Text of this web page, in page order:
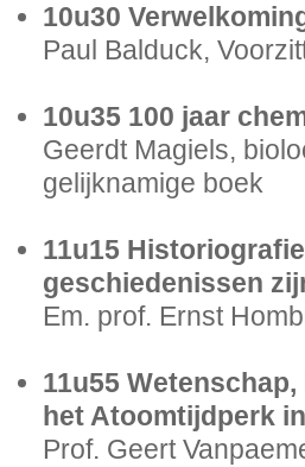
10u30
Paul Balduck,
10u35 100 jaar
Geerdt Magiels,
gelijknamige boek
11u15
geschiedenissen
Em. prof. Ernst
11u55
het Atoomtijdperk
Prof. Geert